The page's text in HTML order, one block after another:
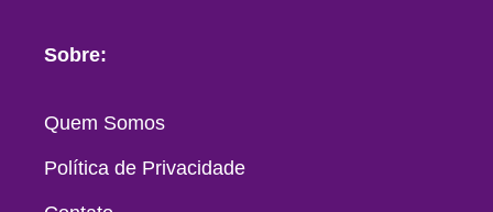
Sobre:
Quem Somos
Política de Privacidade